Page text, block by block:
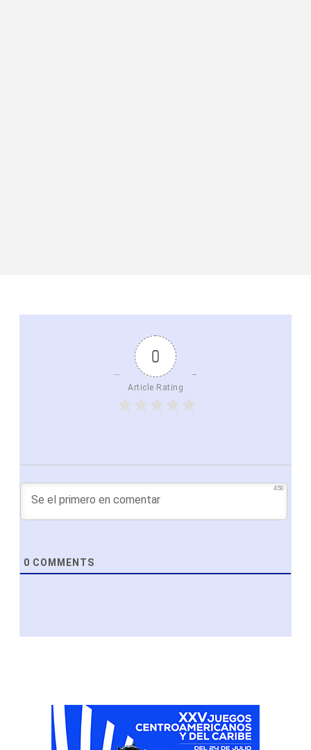
0
Article Rating
450
0 COMMENTS